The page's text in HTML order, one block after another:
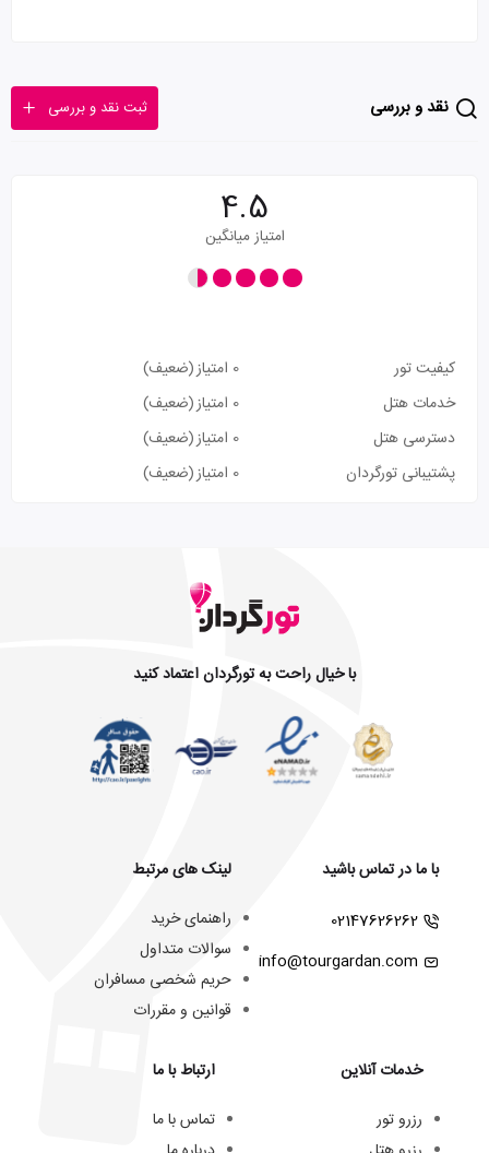
نقد و بررسی ثبت نقد و بررسی
4.5
امتیاز میانگین
کیفیت تور 0 امتیاز
(ضعیف)
خدمات هتل
0 امتیاز
(ضعیف)
دسترسی هتل
0 امتیاز
(ضعیف)
پشتیبانی تورگردان
0 امتیاز (ضعیف)
با خیال راحت به تورگردان اعتماد کنید
با ما در تماس باشید
02147626262
info@tourgardan.com
خدمات آنلاین
رزرو تور
لینک های مرتبط
راهنمای خرید
سوالات متداول
حریم شخصی مسافران
قوانین و مقررات
ارتباط با ما
تماس با ما